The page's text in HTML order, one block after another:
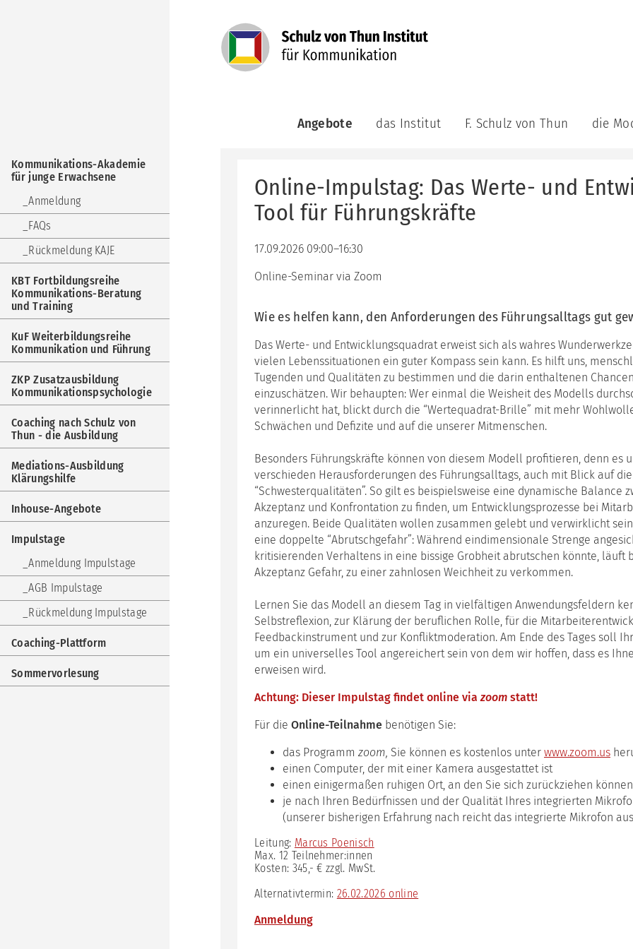
Angebote
junge
Erwachsene
KBT
Kommunikations-
und
KuF
Weiterbildungsreihe
und
Führung
ZKP
Zusatzausbildung
Kommunikationspsychologie
Coaching
Schulz
von
Thun
-
die
Ausbildung
Mediations-
Ausbildung
Klärungshilfe
Inhouse-
Angebote
Impulstage
Coaching-
Plattform
Sommervorlesung
das Institut
aktuell
das
Leitungsteam
unsere
the
(English
version)
Kooperationen
F. Schulz von Thun
Thun
Veröffentlichungen
F.
Auszeichnungen
KuK
die
das
Modell
Werte-
und
das
Online-Impulstag: Das Werte- und
Tool für Führungskräfte
17.09.2026 09:00–16:30
Online-Seminar via Zoom
Wie es helfen kann, den Anforderungen des Führungsalltags gut
Das Werte- und Entwicklungsquadrat erweist sich als wahres
vielen Lebenssituationen ein guter Kompass sein kann. Es hilft uns,
Tugenden und Qualitäten zu bestimmen und die darin enthaltenen
einzuschätzen. Wir behaupten: Wer einmal die Weisheit des Modells
verinnerlicht hat, blickt durch die “Wertequadrat-Brille” mit mehr
Schwächen und Defizite und auf die unserer Mitmenschen.
Besonders Führungskräfte können von diesem Modell profitieren, denn es
verschieden Herausforderungen des Führungsalltags, auch mit Blick auf die
“Schwesterqualitäten”. So gilt es beispielsweise eine dynamische Balance
Akzeptanz und Konfrontation zu finden, um Entwicklungsprozesse bei
anzuregen. Beide Qualitäten wollen zusammen gelebt und verwirklicht
eine doppelte “Abrutschgefahr”: Während eindimensionale Strenge
kritisierenden Verhaltens in eine bissige Grobheit abrutschen könnte, läuft
Akzeptanz Gefahr, zu einer zahnlosen Weichheit zu verkommen.
Lernen Sie das Modell an diesem Tag in vielfältigen Anwendungsfeldern
Selbstreflexion, zur Klärung der beruflichen Rolle, für die
Feedbackinstrument und zur Konfliktmoderation. Am Ende des Tages soll
um ein universelles Tool angereichert sein von dem wir hoffen, dass es
erweisen wird.
Achtung: Dieser Impulstag findet online viazoom statt!
Für die Online-Teilnahme benötigen Sie:
das Programm zoom, Sie können es kostenlos unter www.zoom.us
einen Computer, der mit einer Kamera ausgestattet ist
einen einigermaßen ruhigen Ort, an den Sie sich zurückziehen können
je nach Ihren Bedürfnissen und der Qualität Ihres integrierten
(unserer bisherigen Erfahrung nach reicht das integrierte Mikrofon
Leitung: Marcus Poenisch
Max. 12 Teilnehmer:innen
Kosten: 345,- € zzgl. MwSt.
Alternativtermin: 26.02.2026 online
Anmeldung
überspringen
Kommunikations-Akademie
für junge Erwachsene
Anmeldung
FAQs
Rückmeldung KAJE
KBT Fortbildungsreihe
Kommunikations-Beratung
und Training
KuF Weiterbildungsreihe
Kommunikation und Führung
ZKP Zusatzausbildung
Kommunikationspsychologie
Coaching nach Schulz von
Thun - die Ausbildung
Mediations-Ausbildung
Klärungshilfe
Inhouse-Angebote
Impulstage
Anmeldung Impulstage
AGB Impulstage
Rückmeldung Impulstage
Coaching-Plattform
Sommervorlesung